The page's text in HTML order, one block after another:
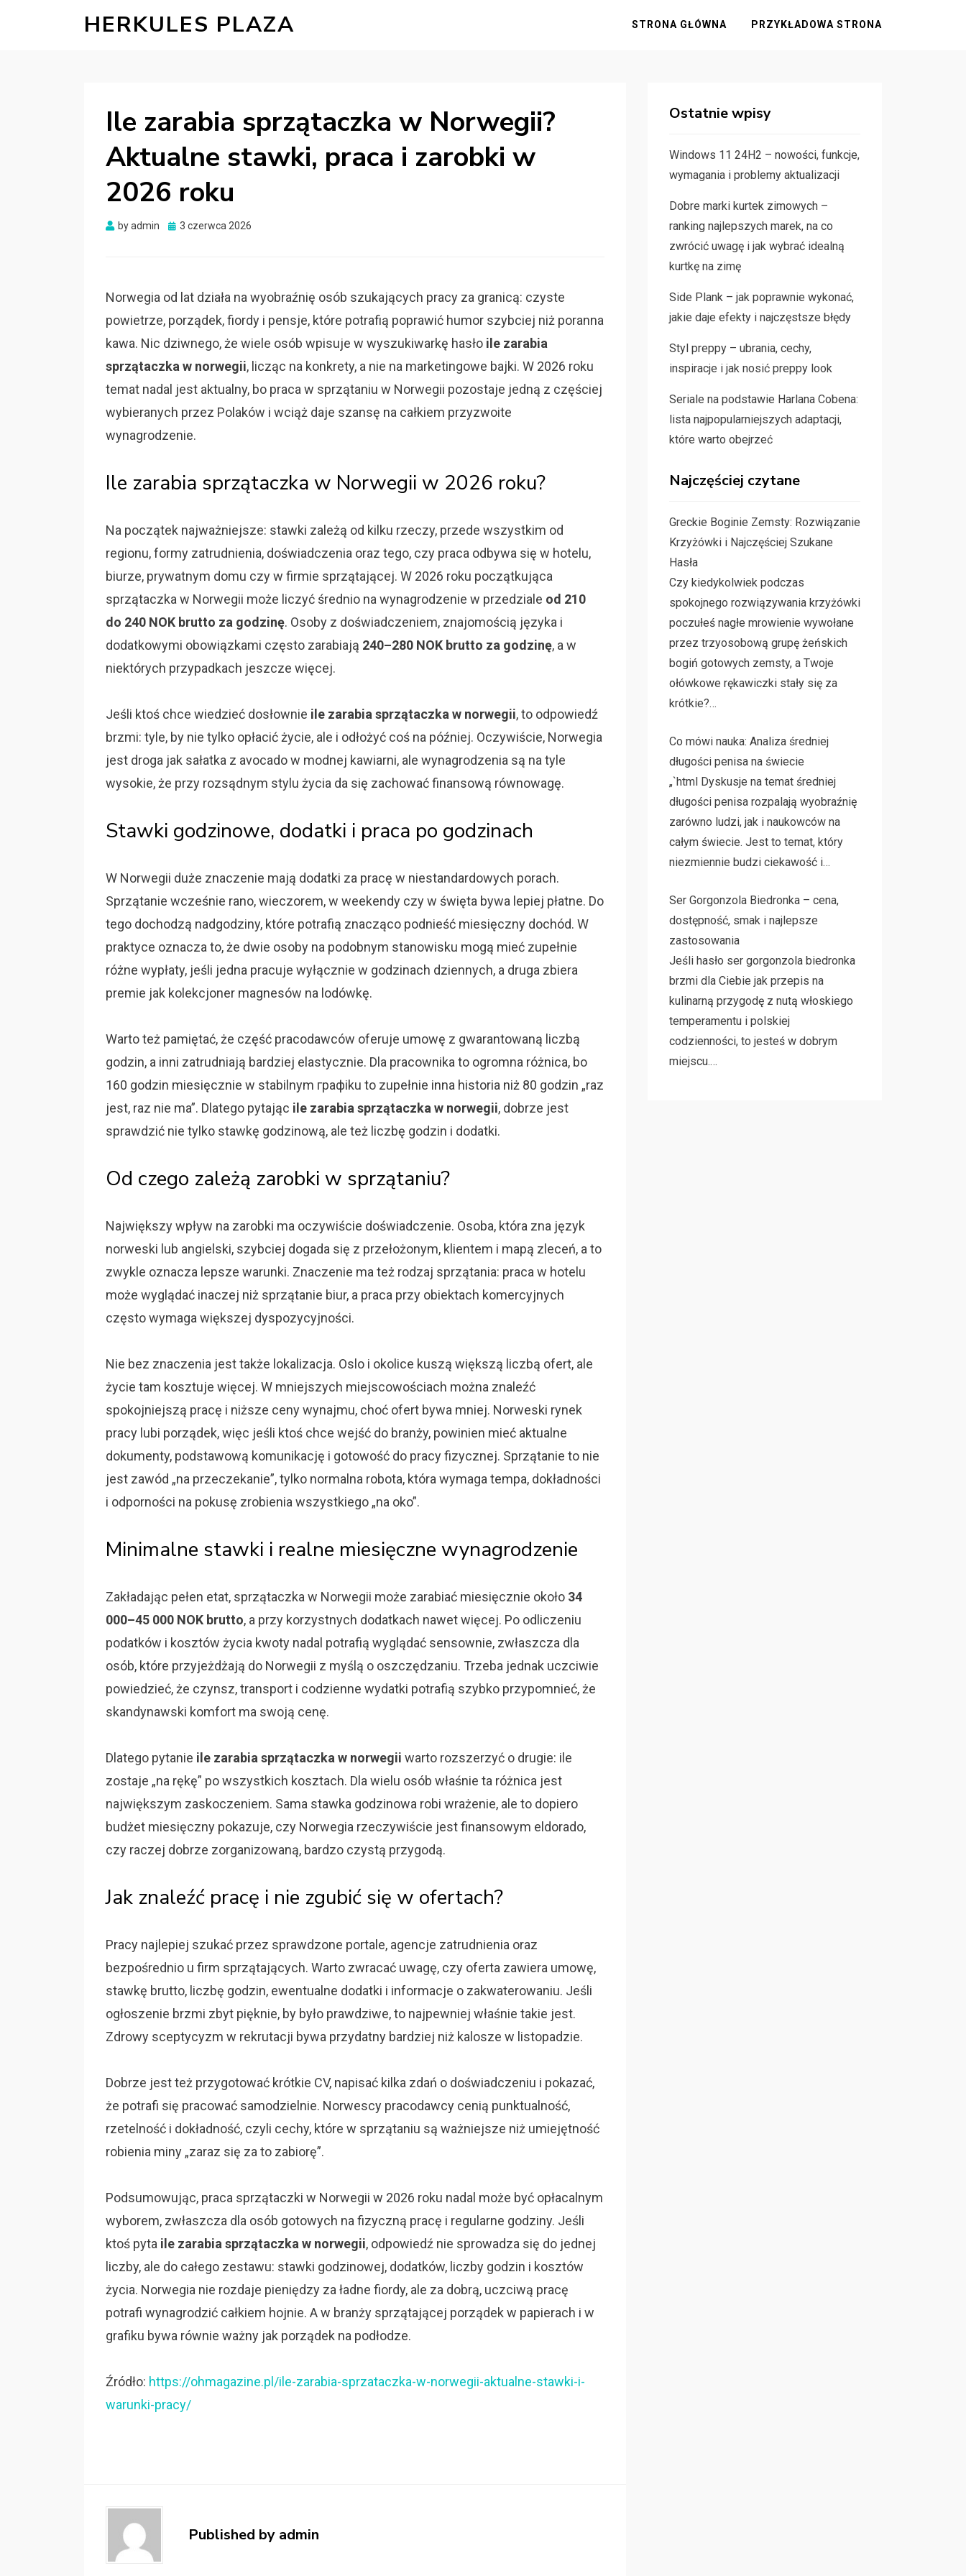
HERKULES PLAZA STRONA GŁÓWNA PRZYKŁADOWA STRONA
Ile zarabia sprzątaczka w Norwegii?
Aktualne stawki, praca i zarobki w
2026 roku
byadmin
Posted
3 czerwca 2026
Norwegia od lat działa na wyobraźnię osób szukających pracy za granicą: czyste
powietrze, porządek, fiordy i pensje, które potrafią poprawić humor szybciej niż poranna
kawa. Nic dziwnego, że wiele osób wpisuje w wyszukiwarkę hasło ile zarabia
sprzątaczka w norwegii, licząc na konkrety, a nie na marketingowe bajki. W 2026 roku
temat nadal jest aktualny, bo praca w sprzątaniu w Norwegii pozostaje jedną z częściej
wybieranych przez Polaków i wciąż daje szansę na całkiem przyzwoite
wynagrodzenie.
Ile zarabia sprzątaczka w Norwegii w 2026 roku?
Na początek najważniejsze: stawki zależą od kilku rzeczy, przede wszystkim od
regionu, formy zatrudnienia, doświadczenia oraz tego, czy praca odbywa się w hotelu,
biurze, prywatnym domu czy w firmie sprzątającej. W 2026 roku początkująca
sprzątaczka w Norwegii może liczyć średnio na wynagrodzenie w przedziale od 210
do 240 NOK brutto za godzinę. Osoby z doświadczeniem, znajomością języka i
dodatkowymi obowiązkami często zarabiają 240–280 NOK brutto za godzinę, a w
niektórych przypadkach jeszcze więcej.
Jeśli ktoś chce wiedzieć dosłownie ile zarabia sprzątaczka w norwegii, to odpowiedź
brzmi: tyle, by nie tylko opłacić życie, ale i odłożyć coś na później. Oczywiście, Norwegia
jest droga jak sałatka z avocado w modnej kawiarni, ale wynagrodzenia są na tyle
wysokie, że przy rozsądnym stylu życia da się zachować finansową równowagę.
Stawki godzinowe, dodatki i praca po godzinach
W Norwegii duże znaczenie mają dodatki za pracę w niestandardowych porach.
Sprzątanie wcześnie rano, wieczorem, w weekendy czy w święta bywa lepiej płatne. Do
tego dochodzą nadgodziny, które potrafią znacząco podnieść miesięczny dochód. W
praktyce oznacza to, że dwie osoby na podobnym stanowisku mogą mieć zupełnie
różne wypłaty, jeśli jedna pracuje wyłącznie w godzinach dziennych, a druga zbiera
premie jak kolekcjoner magnesów na lodówkę.
Warto też pamiętać, że część pracodawców oferuje umowę z gwarantowaną liczbą
godzin, a inni zatrudniają bardziej elastycznie. Dla pracownika to ogromna różnica, bo
160 godzin miesięcznie w stabilnym графiku to zupełnie inna historia niż 80 godzin „raz
jest, raz nie ma”. Dlatego pytając ile zarabia sprzątaczka w norwegii, dobrze jest
sprawdzić nie tylko stawkę godzinową, ale też liczbę godzin i dodatki.
Od czego zależą zarobki w sprzątaniu?
Największy wpływ na zarobki ma oczywiście doświadczenie. Osoba, która zna język
norweski lub angielski, szybciej dogada się z przełożonym, klientem i mapą zleceń, a to
zwykle oznacza lepsze warunki. Znaczenie ma też rodzaj sprzątania: praca w hotelu
może wyglądać inaczej niż sprzątanie biur, a praca przy obiektach komercyjnych
często wymaga większej dyspozycyjności.
Nie bez znaczenia jest także lokalizacja. Oslo i okolice kuszą większą liczbą ofert, ale
życie tam kosztuje więcej. W mniejszych miejscowościach można znaleźć
spokojniejszą pracę i niższe ceny wynajmu, choć ofert bywa mniej. Norweski rynek
pracy lubi porządek, więc jeśli ktoś chce wejść do branży, powinien mieć aktualne
dokumenty, podstawową komunikację i gotowość do pracy fizycznej. Sprzątanie to nie
jest zawód „na przeczekanie”, tylko normalna robota, która wymaga tempa, dokładności
i odporności na pokusę zrobienia wszystkiego „na oko”.
Minimalne stawki i realne miesięczne wynagrodzenie
Zakładając pełen etat, sprzątaczka w Norwegii może zarabiać miesięcznie około 34
000–45 000 NOK brutto, a przy korzystnych dodatkach nawet więcej. Po odliczeniu
podatków i kosztów życia kwoty nadal potrafią wyglądać sensownie, zwłaszcza dla
osób, które przyjeżdżają do Norwegii z myślą o oszczędzaniu. Trzeba jednak uczciwie
powiedzieć, że czynsz, transport i codzienne wydatki potrafią szybko przypomnieć, że
skandynawski komfort ma swoją cenę.
Dlatego pytanie ile zarabia sprzątaczka w norwegii warto rozszerzyć o drugie: ile
zostaje „na rękę” po wszystkich kosztach. Dla wielu osób właśnie ta różnica jest
największym zaskoczeniem. Sama stawka godzinowa robi wrażenie, ale to dopiero
budżet miesięczny pokazuje, czy Norwegia rzeczywiście jest finansowym eldorado,
czy raczej dobrze zorganizowaną, bardzo czystą przygodą.
Jak znaleźć pracę i nie zgubić się w ofertach?
Pracy najlepiej szukać przez sprawdzone portale, agencje zatrudnienia oraz
bezpośrednio u firm sprzątających. Warto zwracać uwagę, czy oferta zawiera umowę,
stawkę brutto, liczbę godzin, ewentualne dodatki i informacje o zakwaterowaniu. Jeśli
ogłoszenie brzmi zbyt pięknie, by było prawdziwe, to najpewniej właśnie takie jest.
Zdrowy sceptycyzm w rekrutacji bywa przydatny bardziej niż kalosze w listopadzie.
Dobrze jest też przygotować krótkie CV, napisać kilka zdań o doświadczeniu i pokazać,
że potrafi się pracować samodzielnie. Norwescy pracodawcy cenią punktualność,
rzetelność i dokładność, czyli cechy, które w sprzątaniu są ważniejsze niż umiejętność
robienia miny „zaraz się za to zabiorę”.
Podsumowując, praca sprzątaczki w Norwegii w 2026 roku nadal może być opłacalnym
wyborem, zwłaszcza dla osób gotowych na fizyczną pracę i regularne godziny. Jeśli
ktoś pyta ile zarabia sprzątaczka w norwegii, odpowiedź nie sprowadza się do jednej
liczby, ale do całego zestawu: stawki godzinowej, dodatków, liczby godzin i kosztów
życia. Norwegia nie rozdaje pieniędzy za ładne fiordy, ale za dobrą, uczciwą pracę
potrafi wynagrodzić całkiem hojnie. A w branży sprzątającej porządek w papierach i w
grafiku bywa równie ważny jak porządek na podłodze.
Źródło: https://ohmagazine.pl/ile-zarabia-sprzataczka-w-norwegii-aktualne-stawki-i-
warunki-pracy/
Published by admin
Ostatnie wpisy
Windows 11 24H2 – nowości, funkcje,
wymagania i problemy aktualizacji
Dobre marki kurtek zimowych –
ranking najlepszych marek, na co
zwrócić uwagę i jak wybrać idealną
kurtkę na zimę
Side Plank – jak poprawnie wykonać,
jakie daje efekty i najczęstsze błędy
Styl preppy – ubrania, cechy,
inspiracje i jak nosić preppy look
Seriale na podstawie Harlana Cobena:
lista najpopularniejszych adaptacji,
które warto obejrzeć
Najczęściej czytane
Greckie Boginie Zemsty: Rozwiązanie
Krzyżówki i Najczęściej Szukane
Hasła
Czy kiedykolwiek podczas
spokojnego rozwiązywania krzyżówki
poczułeś nagłe mrowienie wywołane
przez trzyosobową grupę żeńskich
bogiń gotowych zemsty, a Twoje
ołówkowe rękawiczki stały się za
krótkie?…
Co mówi nauka: Analiza średniej
długości penisa na świecie
„`html Dyskusje na temat średniej
długości penisa rozpalają wyobraźnię
zarówno ludzi, jak i naukowców na
całym świecie. Jest to temat, który
niezmiennie budzi ciekawość i…
Ser Gorgonzola Biedronka – cena,
dostępność, smak i najlepsze
zastosowania
Jeśli hasło ser gorgonzola biedronka
brzmi dla Ciebie jak przepis na
kulinarną przygodę z nutą włoskiego
temperamentu i polskiej
codzienności, to jesteś w dobrym
miejscu.…